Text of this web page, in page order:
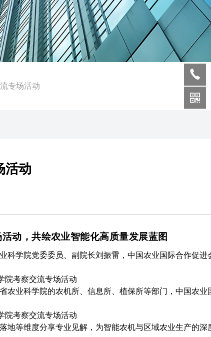
专场活动
活动
动，共绘农业智能化高质量发展蓝图
科学院党委委员、副院长刘振雷，中国农业国际合作促进
农业科学院的农机所、信息所、植保所等部门，中国农业
地等维度分享专业见解，为智能农机与区域农业生产的深